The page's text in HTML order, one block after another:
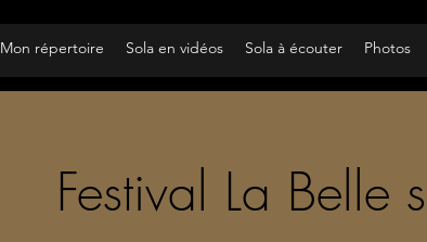
Mon répertoire Sola en vidéos Sola à écouter Photos
Festival La Belle